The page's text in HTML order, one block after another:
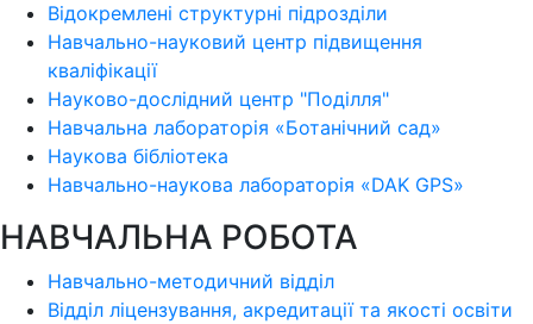
Відокремлені структурні підрозділи
Навчально-науковий центр підвищення
кваліфікації
Науково-дослідний центр "Поділля"
Навчальна лабораторія «Ботанічний сад»
Наукова бібліотека
Навчально-наукова лабораторія «DAK GPS»
НАВЧАЛЬНА РОБОТА
Навчально-методичний відділ
Відділ ліцензування, акредитації та якості освіти